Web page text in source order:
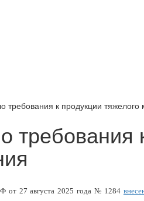
требования к продукции
требования
от 27 августа 2025 года № 1284